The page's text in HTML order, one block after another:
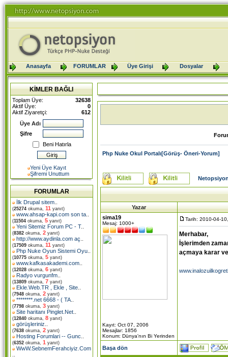
Anasayfa FORUMLAR Üye Girişi Dosyalar
KİMLER BAĞLI
Toplam Üye:
32638
Aktif Üye:
0
Aktif Ziyaretçi:
612
Üye Adı
Şifre
Beni Hatırla
Yeni Üye Kayıt
Şifremi Unuttum
FORUMLAR
İlk Drupal sitem
(25274 okuma, 11 yanıt)
www.ahsap-kapi.com son ta
(11504 okuma, 5 yanıt)
Yeni Sitemiz Forum PC - T..
(8382 okuma, 2 yanıt)
http://www.aydinla.com aç
(17509 okuma, 11 yanıt)
Php Nuke Oyun Sistemi Oyu
(10775 okuma, 5 yanıt)
www.kafkasakademi.com
(12028 okuma, 6 yanıt)
Radyo vurgunfm
(13809 okuma, 7 yanıt)
Ekle.Web.TR , Ekle , Site
(7948 okuma, 2 yanıt)
********.net 6668 - ( TA
(7798 okuma, 3 yanıt)
Site haritanı Pinglet.Net
(12840 okuma, 8 yanıt)
görüşleriniz
(7638 okuma, 2 yanıt)
Hosting Forumlari -- Gunc
(6352 okuma, 1 yanıt)
WwW.SebnemFerahciyiz.Com
Php Nuke Okul Portalı[Görüş- Öneri-Yorum]
Yazar
sima19
Mesaj: 1000+
Kayıt: Oct 07, 2006
Mesajlar: 1856
Konum: Dünya'nın Bi Yerinden
Tarih: 2010-04-
Merhabar,
İşlerimden
açmaya karar
Başa dön